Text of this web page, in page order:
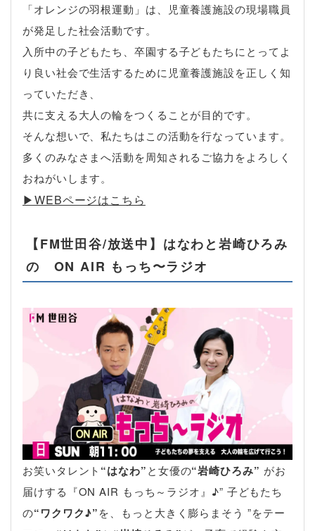
「オレンジの羽根運動」は、児童養護施設の現場職員
が発足した社会活動です。
入所中の子どもたち、卒園する子どもたちにとってよ
り良い社会で生活するために児童養護施設を正しく知
っていただき、
共に支える大人の輪をつくることが目的です。
そんな想いで、私たちはこの活動を行なっています。
多くのみなさまへ活動を周知されるご協力をよろしく
おねがいします。
▶︎WEBページはこちら
【FM世田谷/放送中】はなわと岩崎ひろみ
の ON AIR もっち〜ラジオ
お笑いタレント “はなわ”と女優の“岩崎ひろみ” がお
届けする『ON AIR もっち～ラジオ』♪” 子どもたち
の“ワクワク♪”を、もっと大きく膨らまそう ”をテー